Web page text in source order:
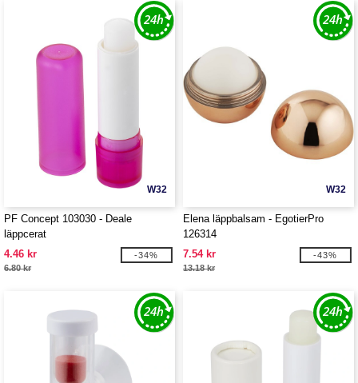
W32
PF Concept 103030 - Deale
läppcerat
4.46 kr
6.80 kr
-34%
W32
Elena läppbalsam - EgotierPro
126314
7.54 kr
13.18 kr
-43%